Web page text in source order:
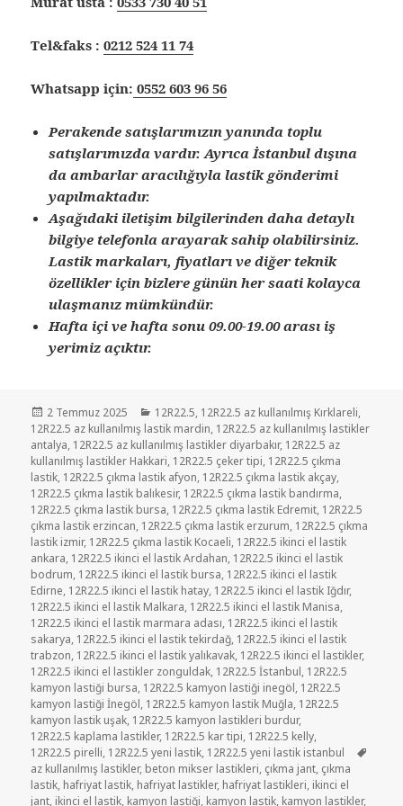
Tel&faks :0212 524 11 74
Whatsapp için: 0552 603 96 56
Perakende satışlarımızın yanında toplu
satışlarımızda vardır. Ayrıca İstanbul dışına
da ambarlar aracılığıyla lastik gönderimi
yapılmaktadır.
Aşağıdaki iletişim bilgilerinden daha detaylı
bilgiye telefonla arayarak sahip olabilirsiniz.
Lastik markaları, fiyatları ve diğer teknik
özellikler için bizlere günün her saati kolayca
ulaşmanız mümkündür.
Hafta içi ve hafta sonu 09.00-19.00 arası iş
yerimiz açıktır.
Yayın
tarihi
2 Temmuz 2025 Kategoriler
12R22.5, 12R22.5 az kullanılmış Kırklareli,
12R22.5 az kullanılmış lastik mardin, 12R22.5 az kullanılmış lastikler
antalya, 12R22.5 az kullanılmış lastikler diyarbakır, 12R22.5 az
kullanılmış lastikler Hakkari, 12R22.5 çeker tipi, 12R22.5 çıkma
lastik, 12R22.5 çıkma lastik afyon, 12R22.5 çıkma lastik akçay,
12R22.5 çıkma lastik balıkesir, 12R22.5 çıkma lastik bandırma,
12R22.5 çıkma lastik bursa, 12R22.5 çıkma lastik Edremit, 12R22.5
çıkma lastik erzincan, 12R22.5 çıkma lastik erzurum, 12R22.5 çıkma
lastik izmir, 12R22.5 çıkma lastik Kocaeli, 12R22.5 ikinci el lastik
ankara, 12R22.5 ikinci el lastik Ardahan, 12R22.5 ikinci el lastik
bodrum, 12R22.5 ikinci el lastik bursa, 12R22.5 ikinci el lastik
Edirne, 12R22.5 ikinci el lastik hatay, 12R22.5 ikinci el lastik Iğdır,
12R22.5 ikinci el lastik Malkara, 12R22.5 ikinci el lastik Manisa,
12R22.5 ikinci el lastik marmara adası, 12R22.5 ikinci el lastik
sakarya, 12R22.5 ikinci el lastik tekirdağ, 12R22.5 ikinci el lastik
trabzon, 12R22.5 ikinci el lastik yalıkavak, 12R22.5 ikinci el lastikler,
12R22.5 ikinci el lastikler zonguldak, 12R22.5 İstanbul, 12R22.5
kamyon lastiği bursa, 12R22.5 kamyon lastiği inegöl, 12R22.5
kamyon lastiği İnegöl, 12R22.5 kamyon lastik Muğla, 12R22.5
kamyon lastik uşak, 12R22.5 kamyon lastikleri burdur,
12R22.5 kaplama lastikler, 12R22.5 kar tipi, 12R22.5 kelly,
12R22.5 pirelli, 12R22.5 yeni lastik, 12R22.5 yeni lastik istanbul
az kullanılmış lastikler, beton mikser lastikleri, çıkma jant, çıkma
lastik, hafriyat lastik, hafriyat lastikler, hafriyat lastikleri, ikinci el
jant, ikinci el lastik, kamyon lastiği, kamyon lastik, kamyon lastikler,